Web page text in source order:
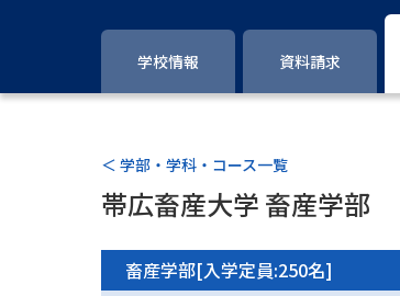
学校情報 資料請求
＜ 学部・学科・コース一覧
帯広畜産大学 畜産学部
畜産学部[入学定員:250名]